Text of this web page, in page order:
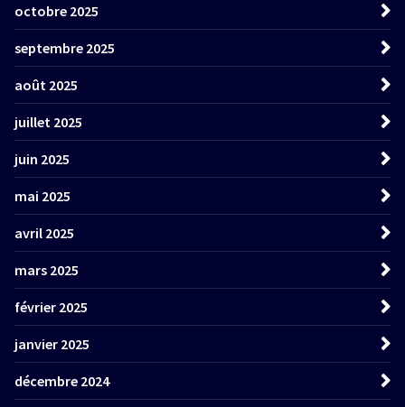
octobre 2025
septembre 2025
août 2025
juillet 2025
juin 2025
mai 2025
avril 2025
mars 2025
février 2025
janvier 2025
décembre 2024